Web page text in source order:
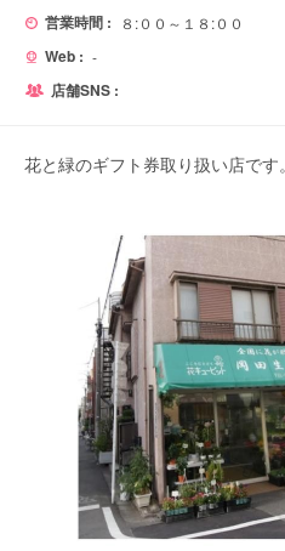
営業時間 : ８:００～１８:００
Web : -
店舗SNS :
花と緑のギフト券取り扱い店です。